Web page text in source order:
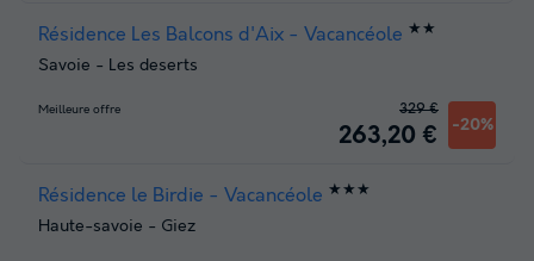
Résidence Les Balcons d'Aix - Vacancéole ★★
Savoie - Les deserts
Meilleure offre
263,20 € -20%
329 €
Résidence le Birdie - Vacancéole ★★★
Haute-savoie - Giez